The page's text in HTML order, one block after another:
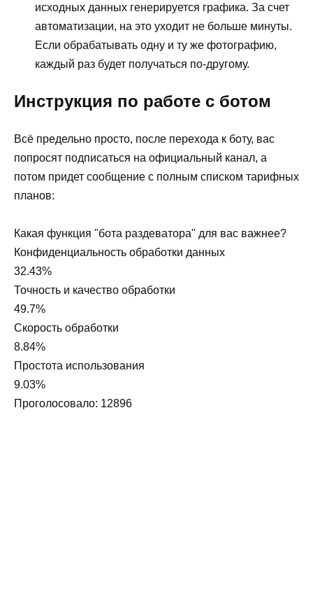
исходных данных генерируется графика. За счет
автоматизации, на это уходит не больше минуты.
Если обрабатывать одну и ту же фотографию,
каждый раз будет получаться по-другому.
Инструкция по работе с ботом
Всё предельно просто, после перехода к боту, вас
попросят подписаться на официальный канал, а
потом придет сообщение с полным списком тарифных
планов:
Какая функция "бота раздеватора" для вас важнее?
Конфиденциальность обработки данных
32.43%
Точность и качество обработки
49.7%
Скорость обработки
8.84%
Простота использования
9.03%
Проголосовало: 12896